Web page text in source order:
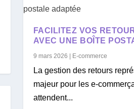
FACILITEZ VOS
AVEC UNE BOÎTE
9 mars 2026 E-commerce
La gestion des retours
majeur pour les e-
attendent...